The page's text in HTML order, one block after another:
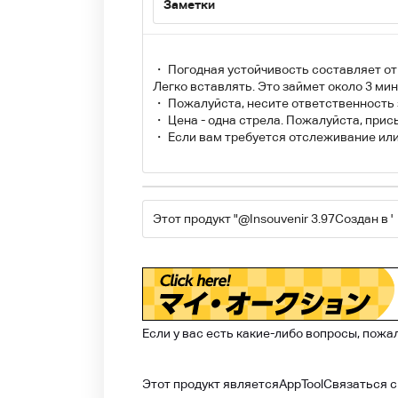
Заметки
・ Погодная устойчивость составляет
Легко вставлять. Это займет около 3
・ Пожалуйста, несите
・ Цена - одна стрела. Пожалуйста,
・ Если вам требуется отслеживание
Этот продукт "@Insouvenir 3.97Создан в '
Если у вас есть какие-либо вопросы,
Этот продукт являетсяAppToolСвязаться